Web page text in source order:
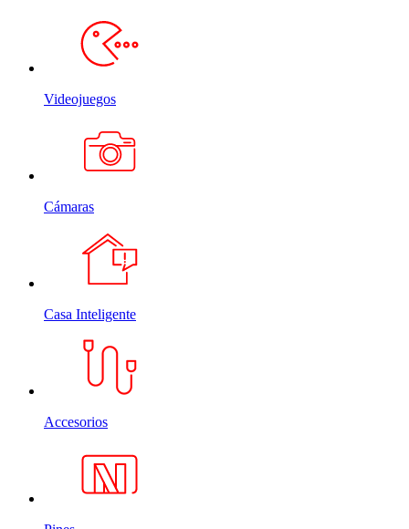
Videojuegos
Cámaras
Casa Inteligente
Accesorios